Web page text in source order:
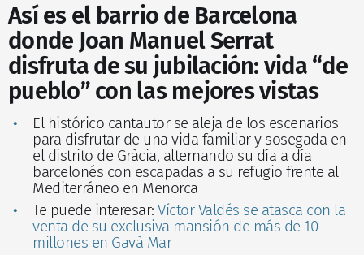
Así es el barrio de Barcelona
donde Joan Manuel Serrat
disfruta de su jubilación: vida “de
pueblo” con las mejores vistas
El histórico cantautor se aleja de los escenarios
para disfrutar de una vida familiar y sosegada en
el distrito de Gràcia, alternando su día a día
barcelonés con escapadas a su refugio frente al
Mediterráneo en Menorca
Te puede interesar: Víctor Valdés se atasca con la
venta de su exclusiva mansión de más de 10
millones en Gavà Mar